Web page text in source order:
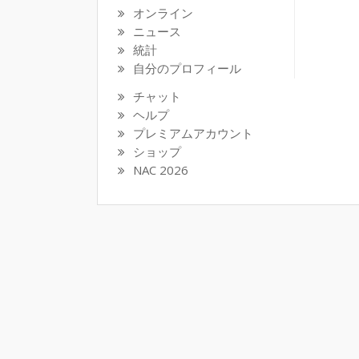
オンライン
ニュース
統計
自分のプロフィール
チャット
ヘルプ
プレミアムアカウント
ショップ
NAC 2026